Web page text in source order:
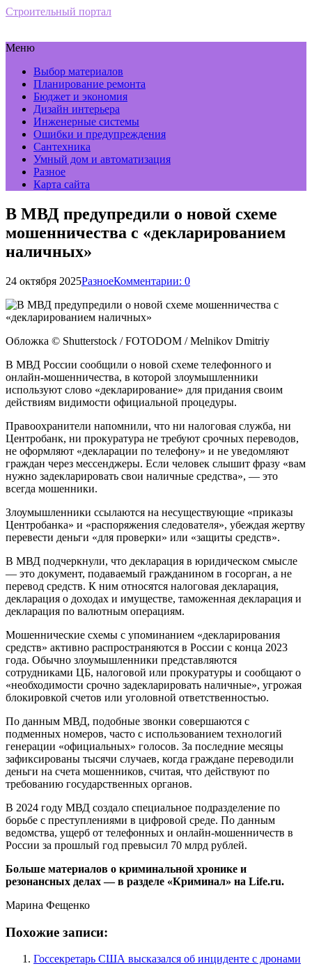
Строительный портал
Меню
Выбор материалов
Планирование ремонта
Бюджет и экономия
Дизайн интерьера
Инженерные системы
Ошибки и предупреждения
Сантехника
Умный дом и автоматизация
Разное
Карта сайта
В МВД предупредили о новой схеме
мошенничества с «декларированием
наличных»
24 октября 2025РазноеКомментарии: 0
Обложка © Shutterstock / FOTODOM / Melnikov Dmitriy
В МВД России сообщили о новой схеме телефонного и
онлайн-мошенничества, в которой злоумышленники
используют слово «декларирование» для придания своим
действиям видимости официальной процедуры.
Правоохранители напомнили, что ни налоговая служба, ни
Центробанк, ни прокуратура не требуют срочных переводов,
не оформляют «декларации по телефону» и не уведомляют
граждан через мессенджеры. Если человек слышит фразу «вам
нужно задекларировать свои наличные средства», — это
всегда мошенники.
Злоумышленники ссылаются на несуществующие «приказы
Центробанка» и «распоряжения следователя», убеждая жертву
перевести деньги «для проверки» или «защиты средств».
В МВД подчеркнули, что декларация в юридическом смысле
— это документ, подаваемый гражданином в госорган, а не
перевод средств. К ним относятся налоговая декларация,
декларация о доходах и имуществе, таможенная декларация и
декларация по валютным операциям.
Мошеннические схемы с упоминанием «декларирования
средств» активно распространяются в России с конца 2023
года. Обычно злоумышленники представляются
сотрудниками ЦБ, налоговой или прокуратуры и сообщают о
«необходимости срочно задекларировать наличные», угрожая
блокировкой счетов или уголовной ответственностью.
По данным МВД, подобные звонки совершаются с
подменных номеров, часто с использованием технологий
генерации «официальных» голосов. За последние месяцы
зафиксированы тысячи случаев, когда граждане переводили
деньги на счета мошенников, считая, что действуют по
требованию государственных органов.
В 2024 году МВД создало специальное подразделение по
борьбе с преступлениями в цифровой среде. По данным
ведомства, ущерб от телефонных и онлайн-мошенничеств в
России за прошлый год превысил 70 млрд рублей.
Больше материалов о криминальной хронике и
резонансных делах — в разделе «Криминал» на Life.ru.
Марина Фещенко
Похожие записи:
Госсекретарь США высказался об инциденте с дронами